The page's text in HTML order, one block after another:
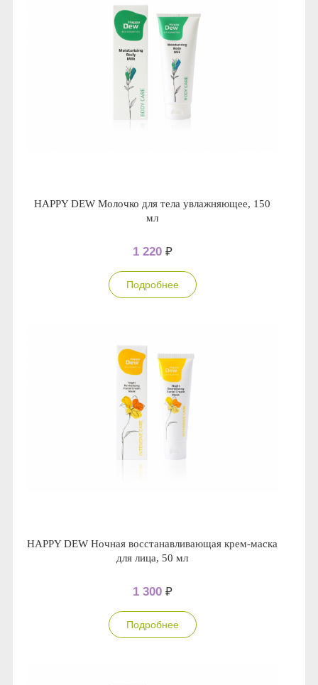
HAPPY DEW Молочко для тела увлажняющее, 150
мл
1 220 ₽
Подробнее
HAPPY DEW Ночная восстанавливающая крем-маска
для лица, 50 мл
1 300 ₽
Подробнее